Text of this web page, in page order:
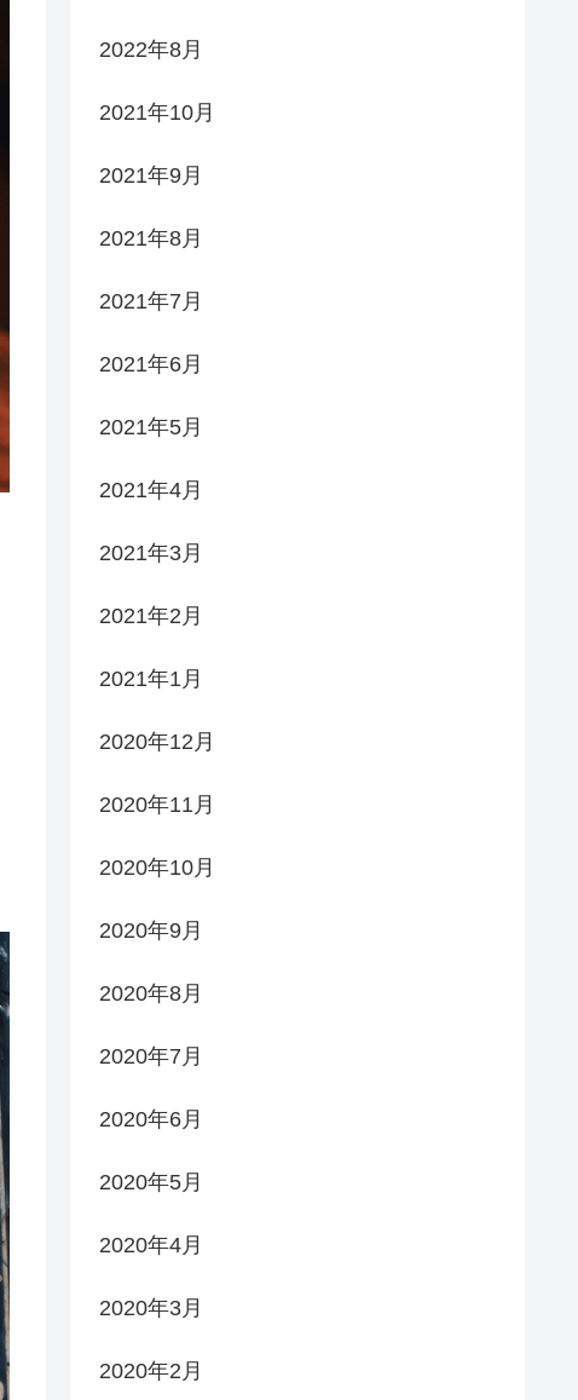
2022年8月
2021年10月
2021年9月
2021年8月
2021年7月
2021年6月
2021年5月
2021年4月
2021年3月
2021年2月
2021年1月
2020年12月
2020年11月
2020年10月
2020年9月
2020年8月
2020年7月
2020年6月
2020年5月
2020年4月
2020年3月
2020年2月